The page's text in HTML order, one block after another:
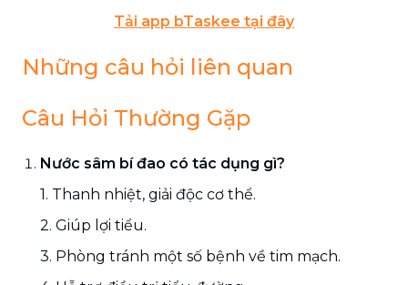
Tải app bTaskee tại đây
Những câu hỏi liên quan
Câu Hỏi Thường Gặp
Nước sâm bí đao có tác dụng gì?
1. Thanh nhiệt, giải độc cơ thể.
2. Giúp lợi tiểu.
3. Phòng tránh một số bệnh về tim mạch.